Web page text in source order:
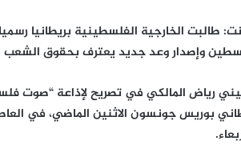
نت: طالبت الخارجية الفلسطينية بريطانيا
وإصدار وعد جديد يعترف بحقوق الشعب
رياض المالكي في تصريح لإذاعة “صوت
بوريس جونسون الاثنين الماضي، في